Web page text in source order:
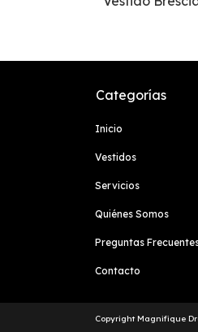
Categorías
Inicio
Vestidos
Servicios
Quiénes Somos
Preguntas
Contacto
Copyright Magnifique